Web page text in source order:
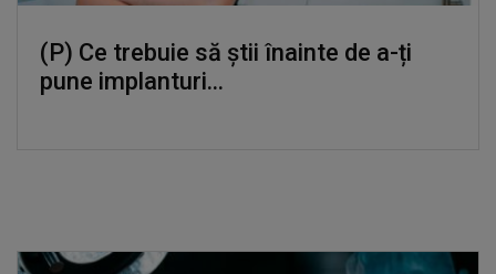
(P) Ce trebuie să știi înainte de a-ți
pune implanturi...